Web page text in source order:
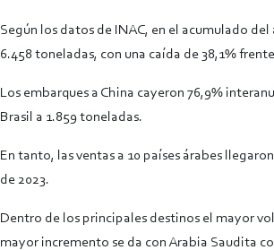
Según los datos de INAC, en el acumulado
6.458 toneladas, con una caída de 38,1%
Los embarques a China cayeron 76,9%
Brasil a 1.859 toneladas.
En tanto, las ventas a 10 países árabes
de 2023.
Dentro de los principales destinos el mayor
mayor incremento se da con Arabia Saudita